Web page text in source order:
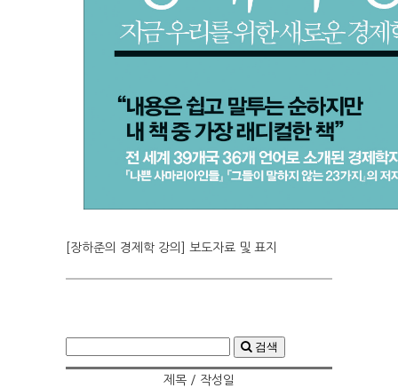
[장하준의 경제학 강의] 보도자료 및 표지
검색
제목 / 작성일